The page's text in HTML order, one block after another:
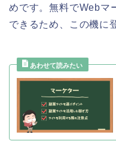
めです。無料でWebマ
できるため、この機に